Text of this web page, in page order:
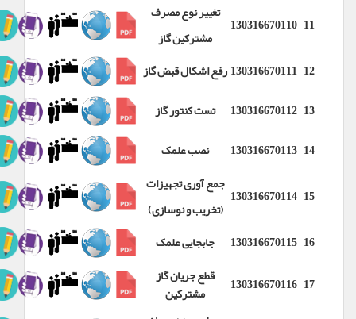
130316670110
تغییر نوع مصرف
مشترکین گاز
130316670111رفع اشکال قبض گاز
130316670112
تست کنتور گاز
130316670113 نصب علمک
130316670114
جمع آوری تجهیزات
(تخریب و نوسازی)
130316670115
جابجایی علمک
130316670116
قطع جریان گاز
مشترکین